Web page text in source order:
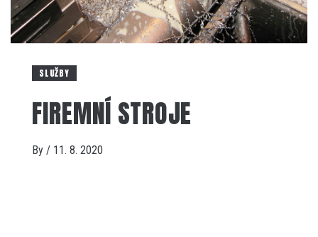
SLUŽBY
FIREMNÍ STROJE
By / 11. 8. 2020